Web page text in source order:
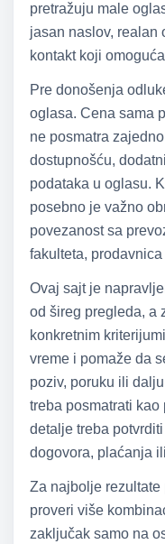
pretražuju male
jasan naslov, realan
kontakt koji
Pre donošenja
oglasa. Cena sama
ne posmatra
dostupnošću,
podataka u oglasu.
posebno je važno
povezanost sa
fakulteta,
Ovaj sajt je
od šireg pregleda, a
konkretnim
vreme i pomaže da
poziv, poruku ili
treba posmatrati
detalje treba
dogovora, plaćanja
Za najbolje
proveri više
zaključak samo na